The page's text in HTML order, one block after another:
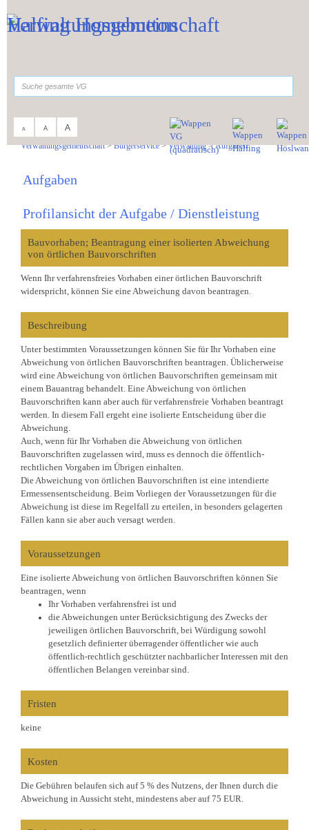
A A A
Verwaltungsgemeinschaft>Bürgerservice>Verwaltung>Aufgaben
Aufgaben
Profilansicht der Aufgabe / Dienstleistung
Bauvorhaben; Beantragung einer isolierten Abweichung
von örtlichen Bauvorschriften
Wenn Ihr verfahrensfreies Vorhaben einer örtlichen Bauvorschrift
widerspricht, können Sie eine Abweichung davon beantragen.
Beschreibung
Unter bestimmten Voraussetzungen können Sie für Ihr Vorhaben eine
Abweichung von örtlichen Bauvorschriften beantragen. Üblicherweise
wird eine Abweichung von örtlichen Bauvorschriften gemeinsam mit
einem Bauantrag behandelt. Eine Abweichung von örtlichen
Bauvorschriften kann aber auch für verfahrensfreie Vorhaben beantragt
werden. In diesem Fall ergeht eine isolierte Entscheidung über die
Abweichung.
Auch, wenn für Ihr Vorhaben die Abweichung von örtlichen
Bauvorschriften zugelassen wird, muss es dennoch die öffentlich-
rechtlichen Vorgaben im Übrigen einhalten.
Die Abweichung von örtlichen Bauvorschriften ist eine intendierte
Ermessensentscheidung. Beim Vorliegen der Voraussetzungen für die
Abweichung ist diese im Regelfall zu erteilen, in besonders gelagerten
Fällen kann sie aber auch versagt werden.
Voraussetzungen
Eine isolierte Abweichung von örtlichen Bauvorschriften können Sie
beantragen, wenn
Ihr Vorhaben verfahrensfrei ist und
die Abweichungen unter Berücksichtigung des Zwecks der
jeweiligen örtlichen Bauvorschrift, bei Würdigung sowohl
gesetzlich definierter überragender öffentlicher wie auch
öffentlich-rechtlich geschützter nachbarlicher Interessen mit den
öffentlichen Belangen vereinbar sind.
Fristen
keine
Kosten
Die Gebühren belaufen sich auf 5 % des Nutzens, der Ihnen durch die
Abweichung in Aussicht steht, mindestens aber auf 75 EUR.